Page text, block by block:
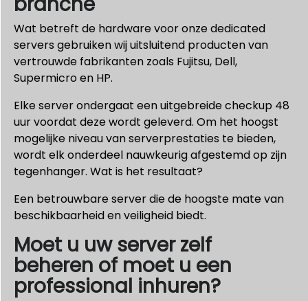
Wat betreft de hardware voor onze dedicated
servers gebruiken wij uitsluitend producten van
vertrouwde fabrikanten zoals Fujitsu, Dell,
Supermicro en HP.
Elke server ondergaat een uitgebreide checkup 48
uur voordat deze wordt geleverd. Om het hoogst
mogelijke niveau van serverprestaties te bieden,
wordt elk onderdeel nauwkeurig afgestemd op zijn
tegenhanger. Wat is het resultaat?
Een betrouwbare server die de hoogste mate van
beschikbaarheid en veiligheid biedt.
Moet u uw server zelf
beheren of moet u een
professional inhuren?